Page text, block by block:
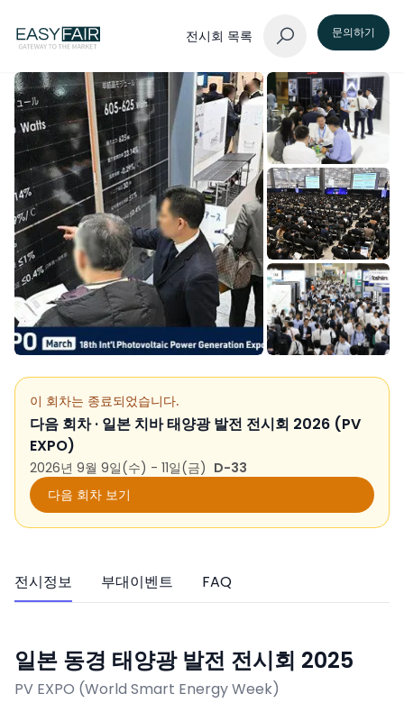
전시회 목록 문의하기
이 회차는 종료되었습니다.
다음 회차 · 일본 치바 태양광 발전 전시회 2026 (PV
EXPO)
2026년 9월 9일(수) - 11일(금) D-33
다음 회차 보기
전시정보 부대이벤트 FAQ
일본 동경 태양광 발전 전시회 2025
PV EXPO (World Smart Energy Week)